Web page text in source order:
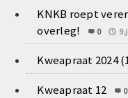
KNKB roept
overleg!
0
Kweapraat 2024
Kweapraat 12 0